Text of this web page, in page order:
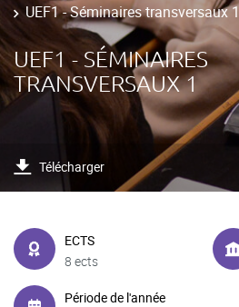
UEF1 - Séminaires transversaux 1
UEF1 - SÉMINAIRES
TRANSVERSAUX 1
Télécharger
ECTS
8 ects
Période de l'année